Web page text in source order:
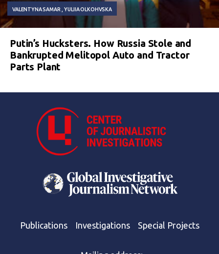
VALENTYNA SAMAR YULIIA OLKOHVSKA
Putin’s Hucksters. How Russia Stole and
Bankrupted Melitopol Auto and Tractor
Parts Plant
Publications Investigations Special Projects